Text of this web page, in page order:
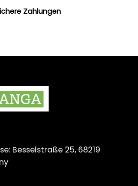
Zahlungen
Besselstraße 25, 68219